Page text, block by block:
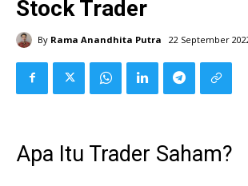
Stock Trader
By Rama Anandhita Putra 22 September
Apa Itu Trader Saham?